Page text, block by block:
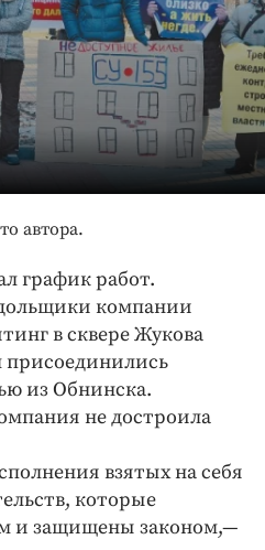
автора.
график работ.
компании
в сквере Жукова
присоединились
из Обнинска.
не достроила
взятых на себя
которые
и защищены законом,—